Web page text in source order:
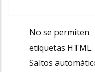
No se permiten
etiquetas HTML.
Saltos